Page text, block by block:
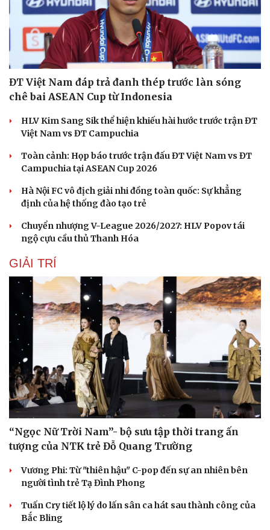
Sức khỏe
Cây thuốc
Sản phụ khoa
Nhi khoa
Nam khoa
Làm đẹp - giảm cân
Đời sống
Blog
ĐT Việt Nam đáp trả đanh thép trước làn sóng
chê bai ASEAN Cup từ Indonesia
HLV Kim Sang Sik thể hiện khiếu hài hước trước trận ĐT
Việt Nam vs ĐT Campuchia
Toàn cảnh: Họp báo trước trận đấu ĐT Việt Nam vs ĐT
Campuchia tại ASEAN Cup 2026
Hà Nội FC vô địch giải nhi đồng toàn quốc: Sự khẳng
định của hệ thống đào tạo trẻ
Chuyển nhượng V-League 2026/2027: HLV Popov tái
ngộ cựu cầu thủ Thanh Hóa
GIẢI TRÍ
“Ngọc Nữ Trời Nam”- bộ sưu tập thời trang ấn
tượng của NTK trẻ Đỗ Quang Trường
Vương Phi: Từ "thiên hậu" C-pop đến sự an nhiên bên
người tình trẻ Tạ Đình Phong
Tuấn Cry tiết lộ lý do lấn sân ca hát sau thành công của
Bắc Bling